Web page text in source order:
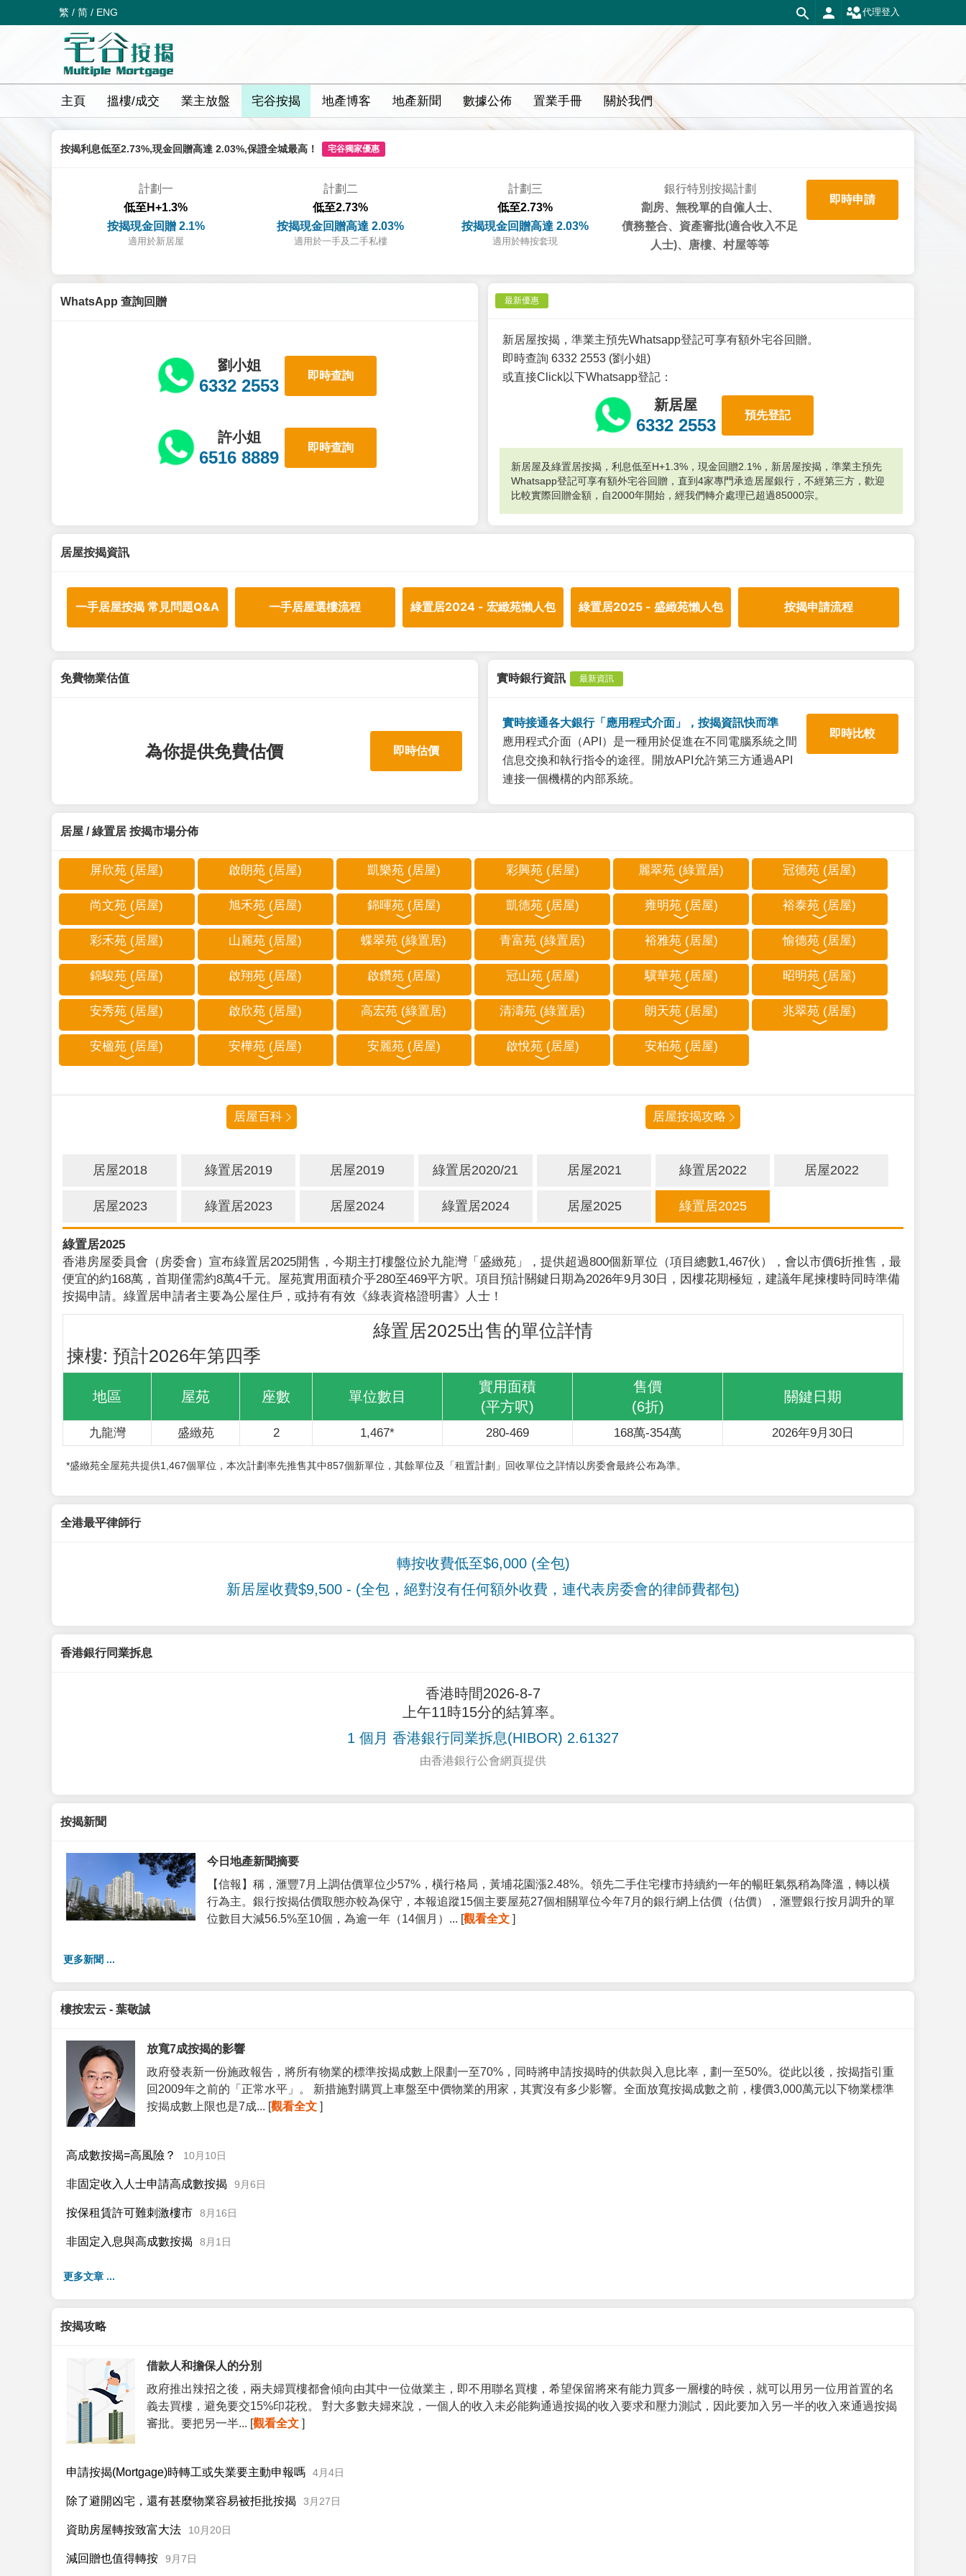
繁 / 简 / ENG 代理登入
主頁 搵樓/成交 業主放盤 宅谷按揭 地產博客 地產新聞 數據公佈 置業手冊 關於我們
按揭利息低至2.73%,現金回贈高達 2.03%,保證全城最高！ 宅谷獨家優惠
計劃一
低至H+1.3%
按揭現金回贈 2.1%
適用於新居屋
計劃二
低至2.73%
按揭現金回贈高達 2.03%
適用於一手及二手私樓
計劃三
低至2.73%
按揭現金回贈高達 2.03%
適用於轉按套現
銀行特別按揭計劃
劏房、無稅單的自僱人士、
債務整合、資產審批(適合收入不足
人士)、唐樓、村屋等等
即時申請
WhatsApp 查詢回贈
劉小姐
6332 2553
即時查詢
許小姐
6516 8889
即時查詢
最新優惠
新居屋按揭，準業主預先Whatsapp登記可享有額外宅谷回贈。
即時查詢 6332 2553 (劉小姐)
或直接Click以下Whatsapp登記：
新居屋
6332 2553
預先登記
新居屋及綠置居按揭，利息低至H+1.3%，現金回贈2.1%，新居屋按揭，準業主預先
Whatsapp登記可享有額外宅谷回贈，直到4家專門承造居屋銀行，不經第三方，歡迎
比較實際回贈金額，自2000年開始，經我們轉介處理已超過85000宗。
居屋按揭資訊
一手居屋按揭 常見問題Q&A 一手居屋選樓流程 綠置居2024 - 宏緻苑懶人包 綠置居2025 - 盛緻苑懶人包 按揭申請流程
免費物業估值
為你提供免費估價 即時估價
實時銀行資訊 最新資訊
實時接通各大銀行「應用程式介面」，按揭資訊快而準
應用程式介面（API）是一種用於促進在不同電腦系統之間
信息交換和執行指令的途徑。開放API允許第三方通過API
連接一個機構的内部系統。
即時比較
居屋 / 綠置居 按揭市場分佈
屏欣苑 (居屋) 啟朗苑 (居屋) 凱樂苑 (居屋) 彩興苑 (居屋) 麗翠苑 (綠置居) 冠德苑 (居屋)
尚文苑 (居屋) 旭禾苑 (居屋) 錦暉苑 (居屋) 凱德苑 (居屋) 雍明苑 (居屋) 裕泰苑 (居屋)
彩禾苑 (居屋) 山麗苑 (居屋) 蝶翠苑 (綠置居) 青富苑 (綠置居) 裕雅苑 (居屋) 愉德苑 (居屋)
錦駿苑 (居屋) 啟翔苑 (居屋) 啟鑽苑 (居屋) 冠山苑 (居屋) 驥華苑 (居屋) 昭明苑 (居屋)
安秀苑 (居屋) 啟欣苑 (居屋) 高宏苑 (綠置居) 清濤苑 (綠置居) 朗天苑 (居屋) 兆翠苑 (居屋)
安楹苑 (居屋) 安樺苑 (居屋) 安麗苑 (居屋) 啟悅苑 (居屋) 安柏苑 (居屋)
居屋百科 居屋按揭攻略
居屋2018 綠置居2019 居屋2019 綠置居2020/21 居屋2021 綠置居2022 居屋2022
居屋2023 綠置居2023 居屋2024 綠置居2024 居屋2025 綠置居2025
綠置居2025
香港房屋委員會（房委會）宣布綠置居2025開售，今期主打樓盤位於九龍灣「盛緻苑」，提供超過800個新單位（項目總數1,467伙），會以市價6折推售，最
便宜的約168萬，首期僅需約8萬4千元。屋苑實用面積介乎280至469平方呎。項目預計關鍵日期為2026年9月30日，因樓花期極短，建議年尾揀樓時同時準備
按揭申請。綠置居申請者主要為公屋住戶，或持有有效《綠表資格證明書》人士！
綠置居2025出售的單位詳情
揀樓: 預計2026年第四季
地區 屋苑 座數 單位數目
實用面積
(平方呎)
售價
(6折)
關鍵日期
九龍灣 盛緻苑 2 1,467* 280-469 168萬-354萬 2026年9月30日
*盛緻苑全屋苑共提供1,467個單位，本次計劃率先推售其中857個新單位，其餘單位及「租置計劃」回收單位之詳情以房委會最終公布為準。
全港最平律師行
轉按收費低至$6,000 (全包)
新居屋收費$9,500 - (全包，絕對沒有任何額外收費，連代表房委會的律師費都包)
香港銀行同業拆息
香港時間2026-8-7
上午11時15分的結算率。
1 個月 香港銀行同業拆息(HIBOR) 2.61327
由香港銀行公會網頁提供
按揭新聞
今日地產新聞摘要
【信報】稱，滙豐7月上調估價單位少57%，橫行格局，黃埔花園漲2.48%。領先二手住宅樓市持續約一年的暢旺氣氛稍為降溫，轉以橫
行為主。銀行按揭估價取態亦較為保守，本報追蹤15個主要屋苑27個相關單位今年7月的銀行網上估價（估價），滙豐銀行按月調升的單
位數目大減56.5%至10個，為逾一年（14個月）... [觀看全文 ]
更多新聞 ...
樓按宏云 - 葉敬誠
放寬7成按揭的影響
政府發表新一份施政報告，將所有物業的標準按揭成數上限劃一至70%，同時將申請按揭時的供款與入息比率，劃一至50%。從此以後，按揭指引重
回2009年之前的「正常水平」。 新措施對購買上車盤至中價物業的用家，其實沒有多少影響。全面放寬按揭成數之前，樓價3,000萬元以下物業標準
按揭成數上限也是7成... [觀看全文 ]
高成數按揭=高風險？ 10月10日
非固定收入人士申請高成數按揭 9月6日
按保租賃許可難刺激樓市 8月16日
非固定入息與高成數按揭 8月1日
更多文章 ...
按揭攻略
借款人和擔保人的分別
政府推出辣招之後，兩夫婦買樓都會傾向由其中一位做業主，即不用聯名買樓，希望保留將來有能力買多一層樓的時侯，就可以用另一位用首置的名
義去買樓，避免要交15%印花稅。 對大多數夫婦來說，一個人的收入未必能夠通過按揭的收入要求和壓力測試，因此要加入另一半的收入來通過按揭
審批。要把另一半... [觀看全文 ]
申請按揭(Mortgage)時轉工或失業要主動申報嗎 4月4日
除了避開凶宅，還有甚麼物業容易被拒批按揭 3月27日
資助房屋轉按致富大法 10月20日
減回贈也值得轉按 9月7日